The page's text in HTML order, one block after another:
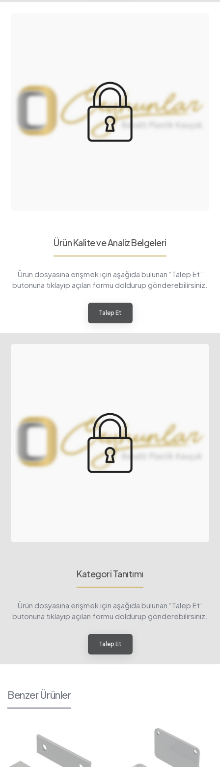
Ürün Kalite ve Analiz Belgeleri
Ürün dosyasına erişmek için aşağıda bulunan “Talep Et”
butonuna tıklayıp açılan formu doldurup gönderebilirsiniz.
Talep Et
Kategori Tanıtımı
Ürün dosyasına erişmek için aşağıda bulunan “Talep Et”
butonuna tıklayıp açılan formu doldurup gönderebilirsiniz.
Talep Et
Benzer Ürünler